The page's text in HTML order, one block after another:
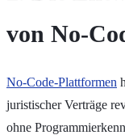
von No-
No-Code-Plattformen
juristischer Verträge
ohne